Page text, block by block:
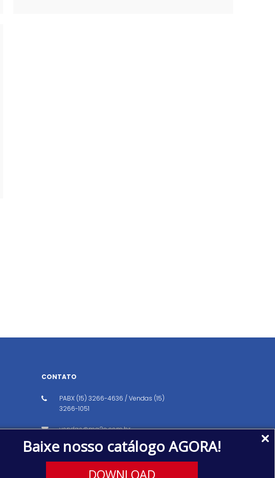
Baixe nosso catálogo AGORA!
DOWNLOAD
CONTATO
PABX (15) 3266-4636 / Vendas (15)
3266-1051
vendas@ma2o.com.br
Avenida dos Eucaliptos, 151, Distrito
Industrial, Iperó/SP CEP: 18560-000